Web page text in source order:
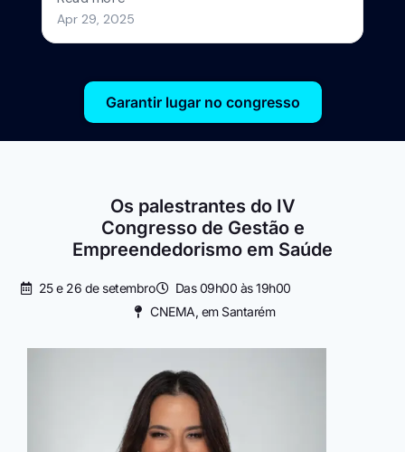
Garantir lugar no congresso
Os palestrantes do IV
Congresso de Gestão e
Empreendedorismo em Saúde
25 e 26 de setembro
Das 09h00 às 19h00
CNEMA, em Santarém
A Ana Carina Mendes é médica dentista